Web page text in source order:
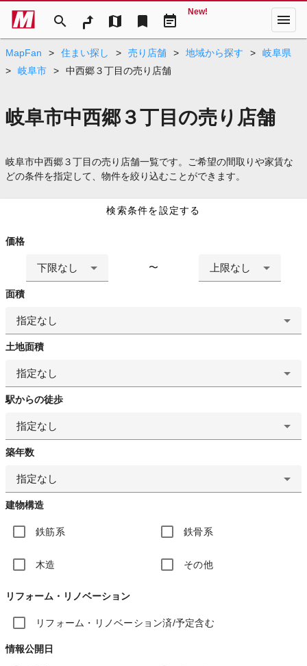
search map bookmark event_note
New! menu
MapFan > 住まい探し > 売り店舗 > 地域から探す >
岐阜県
>
岐阜市 > 中西郷３丁目の売り店舗
岐阜市中西郷３丁目の売り店舗
岐阜市中西郷３丁目の売り店舗一覧です。ご希望の間取りや家賃な
どの条件を指定して、物件を絞り込むことができます。
検索条件を設定する
価格
下限なし 〜 上限なし
面積
指定なし
土地面積
指定なし
駅からの徒歩
指定なし
築年数
指定なし
建物構造
鉄筋系 鉄骨系
木造 その他
リフォーム・リノベーション
リフォーム・リノベーション済/予定含む
情報公開日